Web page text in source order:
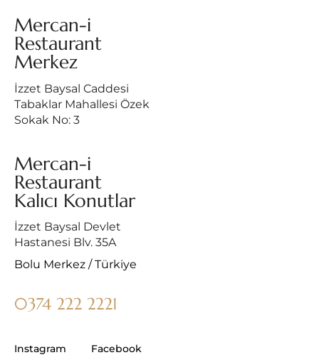
Mercan-i
Restaurant
Merkez
İzzet Baysal Caddesi
Tabaklar Mahallesi Özek
Sokak No: 3
Mercan-i
Restaurant
Kalıcı Konutlar
İzzet Baysal Devlet
Hastanesi Blv. 35A
Bolu Merkez / Türkiye
0374 222 2221
Instagram Facebook